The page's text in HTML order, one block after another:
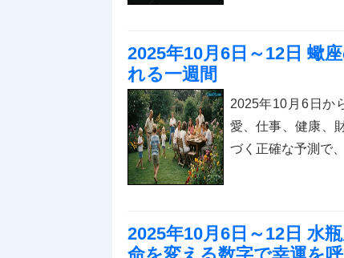
2025年10月6日～12日 蠍
れる一週間
2025年10月6日か
愛、仕事、健康、
づく正確な予測で
2025年10月6日～12日 水